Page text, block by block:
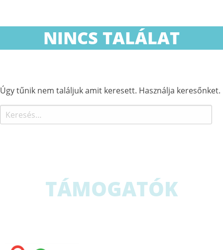
NINCS TALÁLAT
Úgy tűnik nem találjuk amit keresett. Használja keresőnket.
Keresés:
TÁMOGATÓK